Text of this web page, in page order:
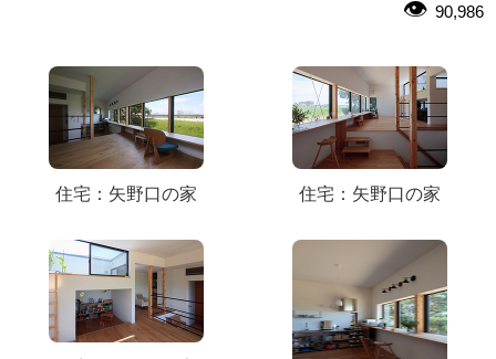
90,986
住宅：矢野口の家 住宅：矢野口の家